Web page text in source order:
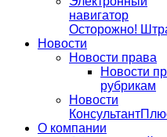
навигатор
Осторожно!
Новости
Новости права
Новости
рубрикам
Новости
О компании